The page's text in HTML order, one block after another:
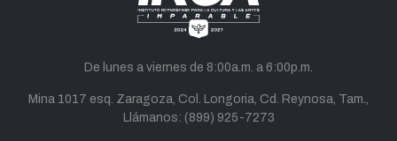
De lunes a viernes de 8:00a.m. a 6:00p.m.
Mina 1017 esq. Zaragoza, Col. Longoria, Cd. Reynosa, Tam.,
Llámanos: (899) 925-7273